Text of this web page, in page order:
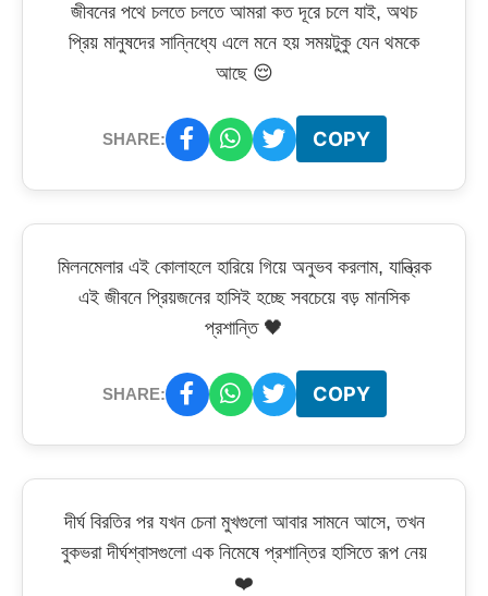
জীবনের পথে চলতে চলতে আমরা কত দূরে চলে যাই, অথচ
প্রিয় মানুষদের সান্নিধ্যে এলে মনে হয় সময়টুকু যেন থমকে
আছে 😌
SHARE: COPY
মিলনমেলার এই কোলাহলে হারিয়ে গিয়ে অনুভব করলাম, যান্ত্রিক
এই জীবনে প্রিয়জনের হাসিই হচ্ছে সবচেয়ে বড় মানসিক
প্রশান্তি 🖤
SHARE: COPY
দীর্ঘ বিরতির পর যখন চেনা মুখগুলো আবার সামনে আসে, তখন
বুকভরা দীর্ঘশ্বাসগুলো এক নিমেষে প্রশান্তির হাসিতে রূপ নেয়
❤️